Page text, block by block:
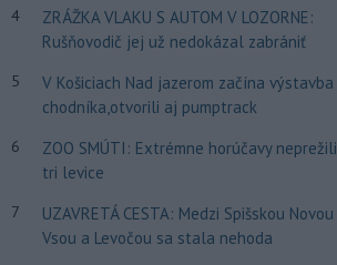
4
ZRÁŽKA VLAKU S AUTOM V LOZORNE:
Rušňovodič jej už nedokázal zabrániť
5
V Košiciach Nad jazerom začína výstavba
chodníka,otvorili aj pumptrack
6
ZOO SMÚTI: Extrémne horúčavy neprežili
tri levice
7
UZAVRETÁ CESTA: Medzi Spišskou Novou
Vsou a Levočou sa stala nehoda